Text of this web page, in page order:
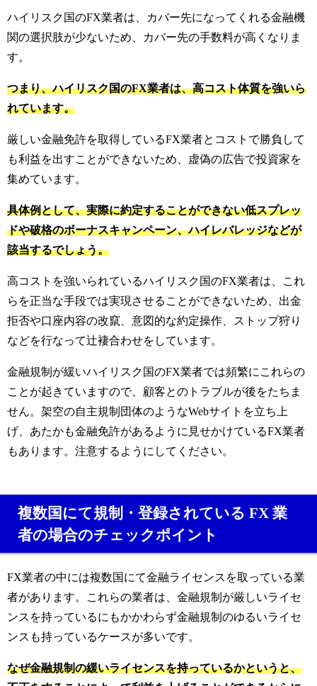
ハイリスク国のFX業者は、カバー先になってくれる金融機
関の選択肢が少ないため、カバー先の手数料が高くなりま
す。
つまり、ハイリスク国のFX業者は、高コスト体質を強いら
れています。
厳しい金融免許を取得しているFX業者とコストで勝負して
も利益を出すことができないため、虚偽の広告で投資家を
集めています。
具体例として、実際に約定することができない低スプレッ
ドや破格のボーナスキャンペーン、ハイレバレッジなどが
該当するでしょう。
高コストを強いられているハイリスク国のFX業者は、これ
らを正当な手段では実現させることができないため、出金
拒否や口座内容の改竄、意図的な約定操作、ストップ狩り
などを行なって辻褄合わせをしています。
金融規制が緩いハイリスク国のFX業者では頻繁にこれらの
ことが起きていますので、顧客とのトラブルが後をたちま
せん。 架空の自主規制団体のようなWebサイトを立ち上
げ、あたかも金融免許があるように見せかけているFX業者
もあります。注意するようにしてください。
複数国にて規制・登録されている FX 業
者の場合のチェックポイント
FX業者の中には複数国にて金融ライセンスを取っている業
者があります。
これらの業者は、金融規制が厳しいライセ
ンスを持っているにもかかわらず金融規制のゆるいライセ
ンスも持っているケースが多いです。
なぜ金融規制の緩いライセンスを持っているかというと、